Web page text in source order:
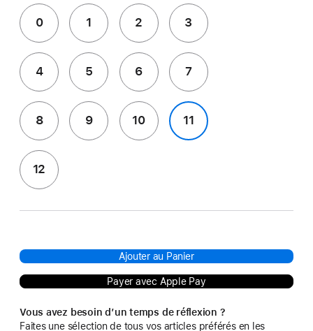
0 1 2 3
4 5 6 7
8 9 10 11
12
Ajouter au Panier
Payer avec Apple Pay
Vous avez besoin d’un temps de réflexion ?
Faites une sélection de tous vos articles préférés en les